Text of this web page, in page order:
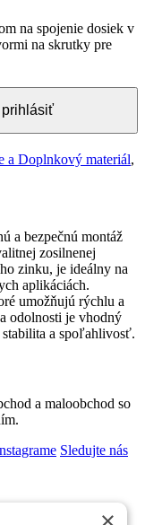
na spojenie dosiek v
na skrutky pre
prihlásiť
a Doplnkový materiál,
a bezpečnú montáž
zosilnenej
zinku, je ideálny na
aplikáciách.
umožňujú rýchlu a
odolnosti je vhodný
stabilita a spoľahlivosť.
a maloobchod so
Sledujte nás